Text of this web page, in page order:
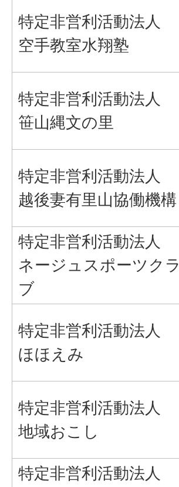
特定非営利活動法人
空手教室水翔塾
特定非営利活動法人
笹山縄文の里
特定非営利活動法人
越後妻有里山協働機構
特定非営利活動法人
ネージュスポーツクラ
ブ
特定非営利活動法人
ほほえみ
特定非営利活動法人
地域おこし
特定非営利活動法人